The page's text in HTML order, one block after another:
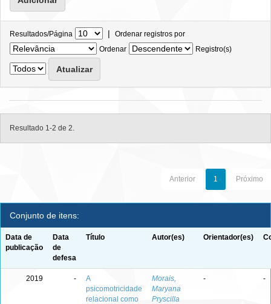
Resultados/Página | Ordenar registros por
Ordenar
Registro(s)
Resultado 1-2 de 2.
Anterior 1 Próximo
Conjunto de itens:
Data de
publicação
Data
de
defesa
Título Autor(es) Orientador(es)
2019 -
A
psicomotricidade
relacional como
Morais,
Maryana
Pryscilla
- -